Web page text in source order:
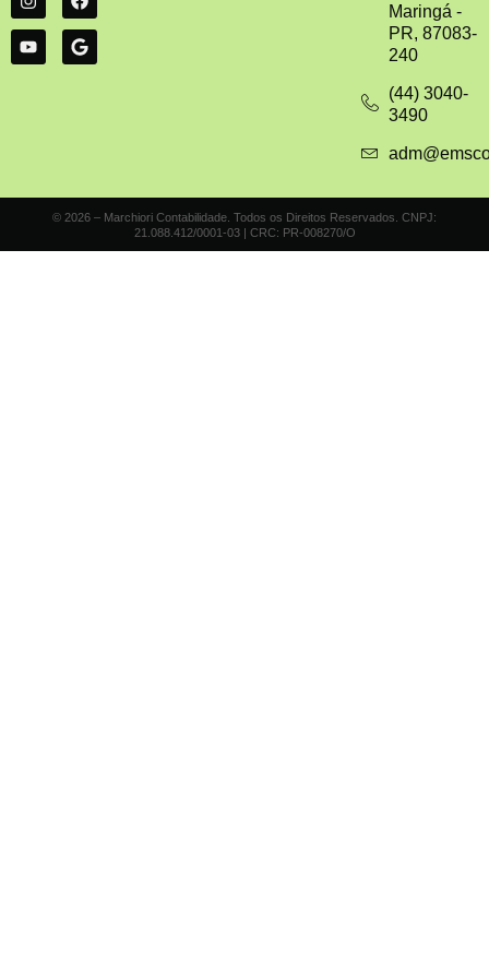
Maringá -
PR, 87083-
240
(44) 3040-
3490
© 2026 – Marchiori Contabilidade. Todos os Direitos Reservados. CNPJ:
21.088.412/0001-03 | CRC: PR-008270/O